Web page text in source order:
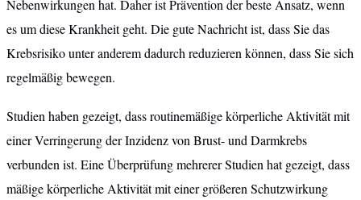
Nebenwirkungen hat. Daher ist Prävention der beste Ansatz, wenn
es um diese Krankheit geht. Die gute Nachricht ist, dass Sie das
Krebsrisiko unter anderem dadurch reduzieren können, dass Sie sich
regelmäßig bewegen.
Studien haben gezeigt, dass routinemäßige körperliche Aktivität mit
einer Verringerung der Inzidenz von Brust- und Darmkrebs
verbunden ist. Eine Überprüfung mehrerer Studien hat gezeigt, dass
mäßige körperliche Aktivität mit einer größeren Schutzwirkung